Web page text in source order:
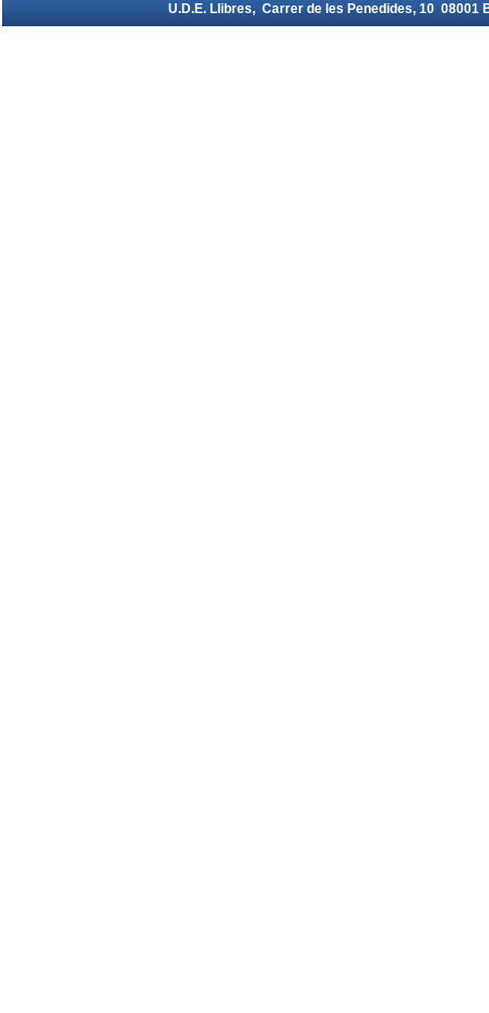
U.D.E. Llibres, Carrer de les Penedides, 10 08001